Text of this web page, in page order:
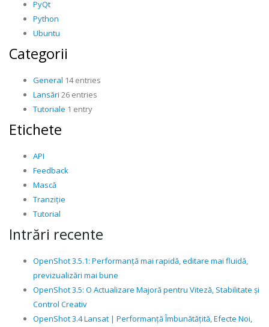
PyQt
Python
Ubuntu
Categorii
General 14 entries
Lansări 26 entries
Tutoriale 1 entry
Etichete
API
Feedback
Mască
Tranziție
Tutorial
Intrări recente
OpenShot 3.5.1: Performanță mai rapidă, editare mai fluidă,
previzualizări mai bune
OpenShot 3.5: O Actualizare Majoră pentru Viteză, Stabilitate și
Control Creativ
OpenShot 3.4 Lansat | Performanță Îmbunătățită, Efecte Noi,